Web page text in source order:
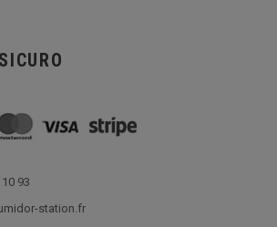
93
station.fr